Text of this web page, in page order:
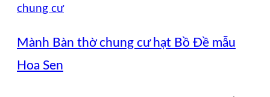
Mành Bàn thờ chung cư hạt Bồ Đề mẫu
Hoa Sen